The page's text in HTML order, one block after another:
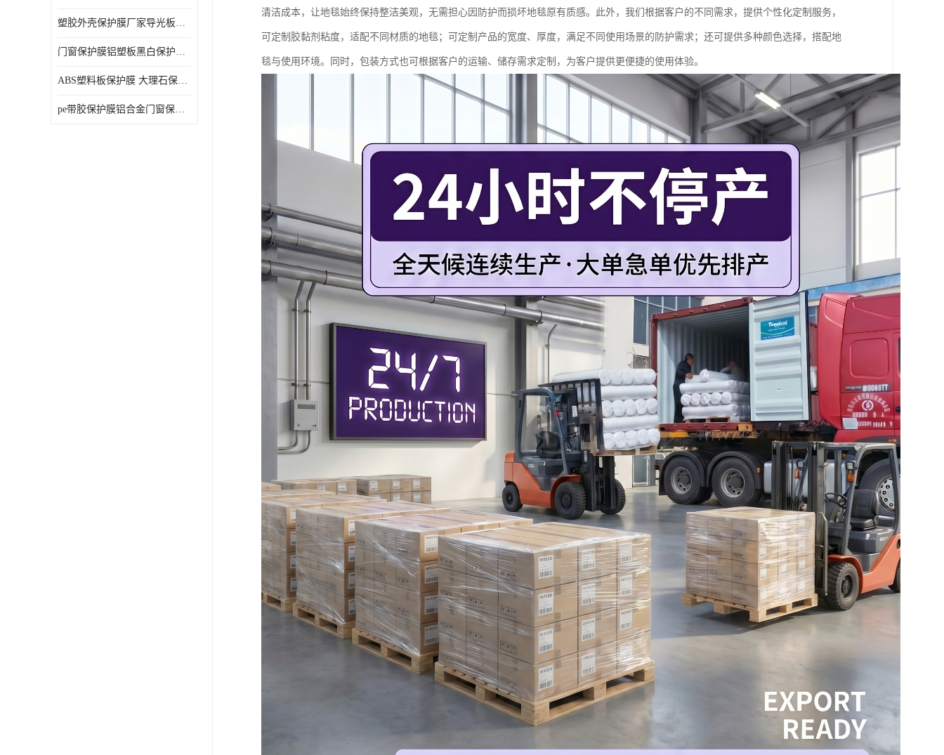
塑胶外壳保护膜厂家导光板保护膜 铝单板保护膜胶带易撕不留胶
门窗保护膜铝塑板黑白保护膜外墙保温板保护膜
ABS塑料板保护膜 大理石保护膜 缠鱼竿保护膜
pe带胶保护膜铝合金门窗保护不锈钢板保护膜大理石建筑材料保护
清洁成本，让地毯始终保持整洁美观，无需担心因防护而损坏地毯原有质感。此外，我们根据客户的不同需求，提供个性化定制服务，
可定制胶黏剂粘度，适配不同材质的地毯；可定制产品的宽度、厚度，满足不同使用场景的防护需求；还可提供多种颜色选择，搭配地
毯与使用环境。同时，包装方式也可根据客户的运输、储存需求定制，为客户提供更便捷的使用体验。